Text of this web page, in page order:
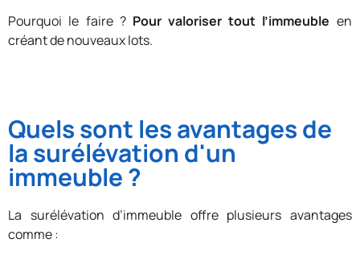
Pourquoi le faire ? Pour valoriser tout l’immeuble en
créant de nouveaux lots.
Quels sont les avantages de
la surélévation d'un
immeuble ?
La surélévation d’immeuble offre plusieurs avantages
comme :